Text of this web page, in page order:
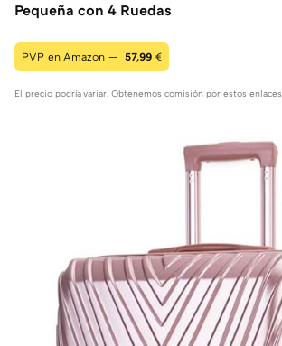
Pequeña con 4 Ruedas
PVP en Amazon — 57,99 €
El precio podría variar. Obtenemos comisión por estos enlaces